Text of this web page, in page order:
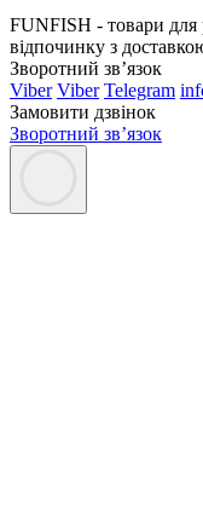
FUNFISH - товари для
відпочинку з
Зворотний зв’язок
Viber Viber Telegram
Замовити дзвінок
Зворотний зв’язок